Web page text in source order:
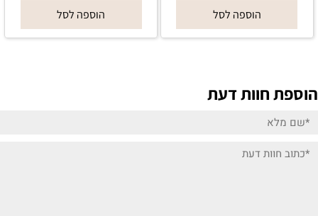
הוספה לסל הוספה לסל
הוספת חוות דעת